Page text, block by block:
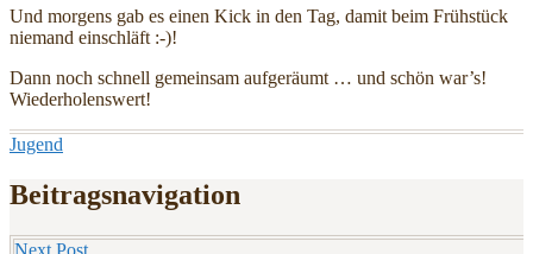
Und morgens gab es einen Kick in den Tag, damit beim Frühstück
niemand einschläft :-)!
Dann noch schnell gemeinsam aufgeräumt … und schön war’s!
Wiederholenswert!
Jugend
Beitragsnavigation
Next Post